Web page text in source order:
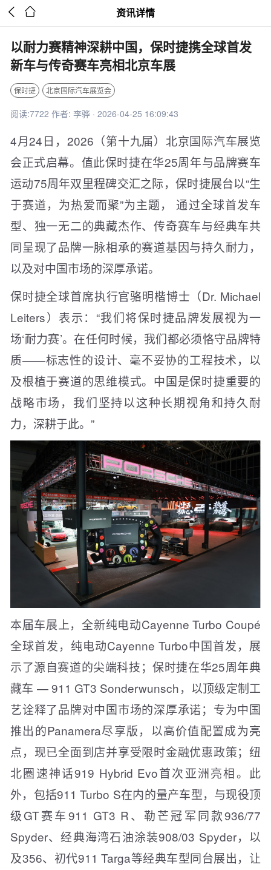
  资讯详情
以耐力赛精神深耕中国，保时捷携全球首发
新车与传奇赛车亮相北京车展
保时捷 北京国际汽车展览会
阅读:7722 作者: 李骅 · 2026-04-25 16:09:43
4月24日，2026（第十九届）北京国际汽车展览
会正式启幕。值此保时捷在华25周年与品牌赛车
运动75周年双里程碑交汇之际，保时捷展台以“生
于赛道，为热爱而聚”为主题， 通过全球首发车
型、独一无二的典藏杰作、传奇赛车与经典车共
同呈现了品牌一脉相承的赛道基因与持久耐力，
以及对中国市场的深厚承诺。
保时捷全球首席执行官骆明楷博士（Dr. Michael
Leiters）表示：“我们将保时捷品牌发展视为一
场‘耐力赛’。在任何时候，我们都必须恪守品牌特
质——标志性的设计、毫不妥协的工程技术，以
及根植于赛道的思维模式。中国是保时捷重要的
战略市场，我们坚持以这种长期视角和持久耐
力，深耕于此。”
本届车展上，全新纯电动Cayenne Turbo Coupé
全球首发，纯电动Cayenne Turbo中国首发，展
示了源自赛道的尖端科技；保时捷在华25周年典
藏车 — 911 GT3 Sonderwunsch，以顶级定制工
艺诠释了品牌对中国市场的深厚承诺；专为中国
推出的Panamera尽享版，以高价值配置成为亮
点，现已全面到店并享受限时金融优惠政策；纽
北圈速神话919 Hybrid Evo首次亚洲亮相。此
外，包括911 Turbo S在内的量产车型，与现役顶
级GT赛车911 GT3 R、勒芒冠军同款936/77
Spyder、经典海湾石油涂装908/03 Spyder，以
及356、初代911 Targa等经典车型同台展出，让